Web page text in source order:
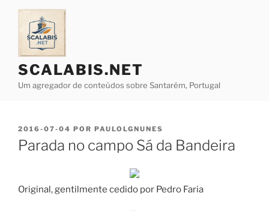
Saltar
conteúdo
SCALABIS.NET
Um agregador de conteúdos sobre Santarém, Portugal
PUBLICADO
EM
2016-07-04 POR PAULOLGNUNES
Parada no campo Sá da Bandeira
Original, gentilmente cedido por Pedro Faria